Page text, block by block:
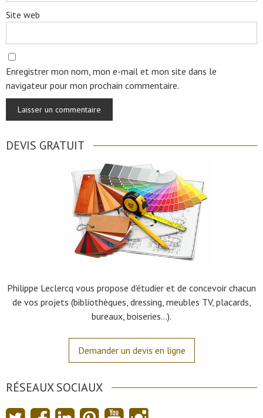
Site web
Enregistrer mon nom, mon e-mail et mon site dans le
navigateur pour mon prochain commentaire.
DEVIS GRATUIT
Philippe Leclercq vous propose d’étudier et de concevoir chacun
de vos projets (bibliothèques, dressing, meubles TV, placards,
bureaux, boiseries…).
Demander un devis en ligne
RÉSEAUX SOCIAUX